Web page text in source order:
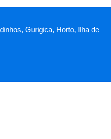
Gurigica, Horto, Ilha de